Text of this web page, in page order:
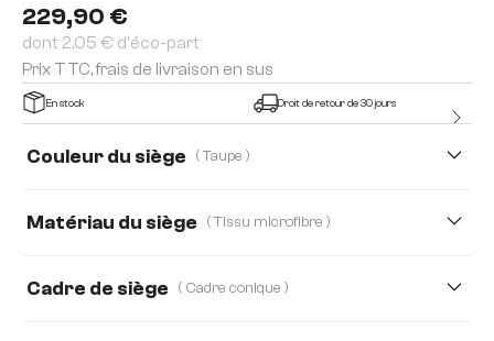
229,90 €
dont 2,05 € d'éco-part
Prix TTC, frais de livraison en sus
En stock Droit de retour de 30 jours
Couleur du siège ( Taupe )
Matériau du siège ( Tissu microfibre )
Cadre de siège ( Cadre conique )